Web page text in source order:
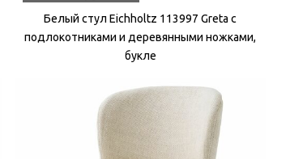
Белый стул Eichholtz 113997 Greta с
подлокотниками и деревянными ножками,
букле